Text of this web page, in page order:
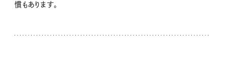
慣もあります。